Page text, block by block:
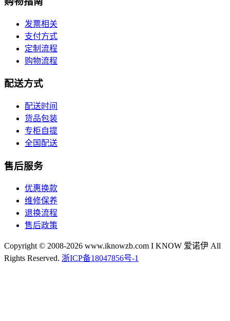
发票相关
支付方式
定制流程
购物流程
配送方式
配送时间
货品包装
专柜自提
全国配送
售后服务
优惠换款
维修保养
退换流程
售后政策
Copyright © 2008-2026 www.iknowzb.com I KNOW 爱诺伊 All
Rights Reserved. 浙ICP备18047856号-1